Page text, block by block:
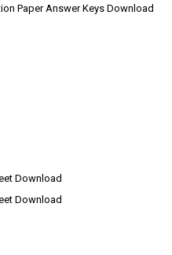
Paper Answer Keys Download
Download
Download